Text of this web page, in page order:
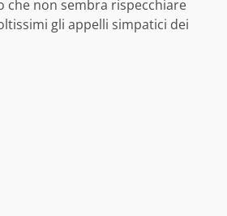
che non sembra rispecchiare
gli appelli simpatici dei